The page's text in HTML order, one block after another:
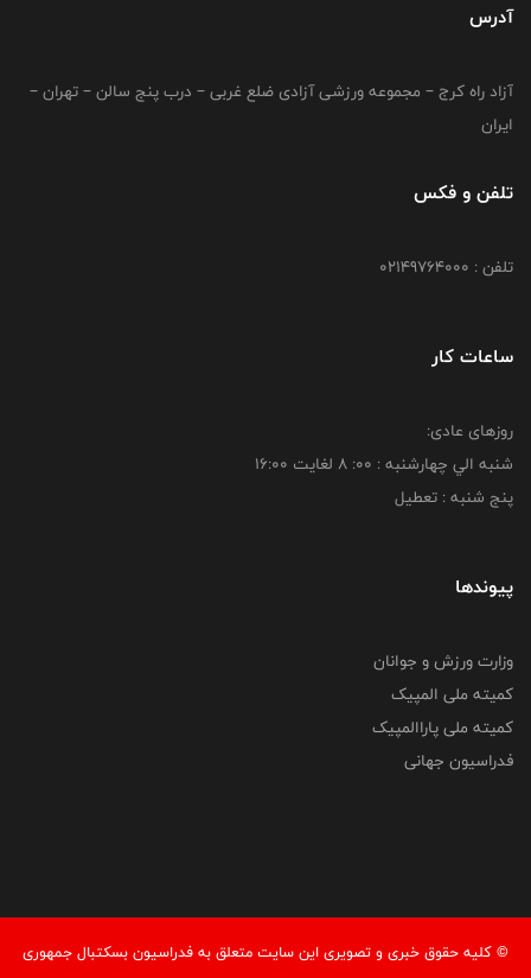
آدرس
آزاد راه کرج – مجموعه ورزشی آزادی ضلع غربی – درب پنج سالن – تهران –
ایران
تلفن و فکس
تلفن : 02149764000
ساعات کار
روزهای عادی:
شنبه الي چهارشنبه : 00: 8 لغايت 16:00
پنج شنبه : تعطیل
پیوندها
وزارت ورزش و جوانان
کمیته ملی المپیک
کمیته ملی پاراالمپیک
فدراسیون جهانی
© کليه حقوق خبری و تصويری اين سايت متعلق به فدراسیون بسکتبال جمهوری